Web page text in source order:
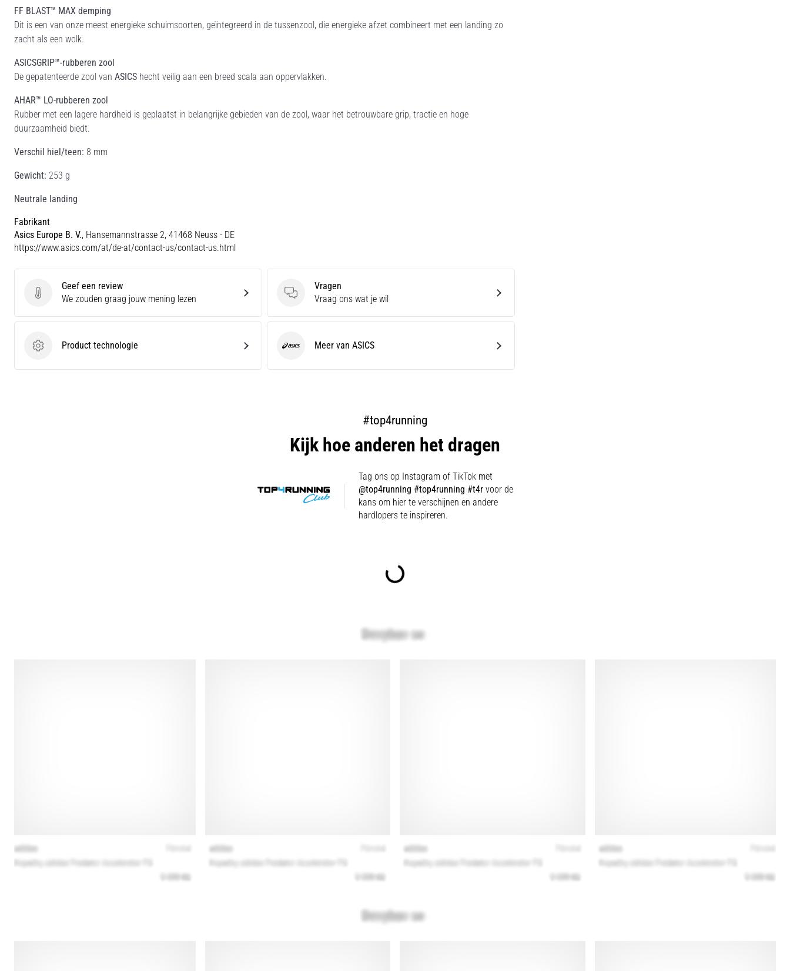
FF BLAST™ MAX demping
Dit is een van onze meest energieke schuimsoorten, geïntegreerd in de tussenzool, die energieke afzet combineert met een landing zo
zacht als een wolk.
ASICSGRIP™-rubberen zool
De gepatenteerde zool van ASICS hecht veilig aan een breed scala aan oppervlakken.
AHAR™ LO-rubberen zool
Rubber met een lagere hardheid is geplaatst in belangrijke gebieden van de zool, waar het betrouwbare grip, tractie en hoge
duurzaamheid biedt.
Verschil hiel/teen: 8 mm
Gewicht: 253 g
Neutrale landing
Fabrikant
Asics Europe B. V., Hansemannstrasse 2, 41468 Neuss - DE
https://www.asics.com/at/de-at/contact-us/contact-us.html
Geef een review
Geef een review
We zouden graag jouw mening lezen
Vragen
Vragen
Vraag ons wat je wil
Product technologie
Product technologie ASICS Meer van ASICS
#top4running
Kijk hoe anderen het dragen
Tag ons op Instagram of TikTok met
@top4running #top4running #t4r voor de
kans om hier te verschijnen en andere
hardlopers te inspireren.